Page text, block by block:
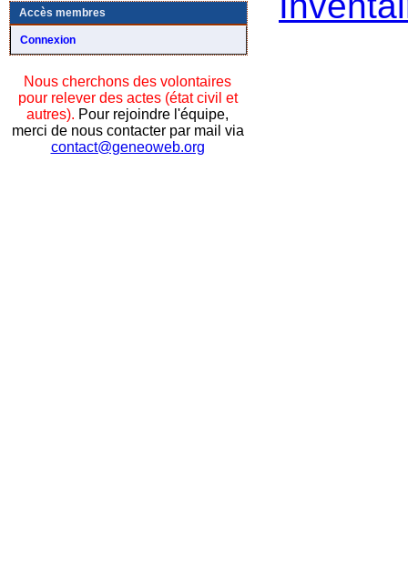
Accès membres
Connexion
Nous cherchons des volontaires
pour relever des actes (état civil et
autres). Pour rejoindre l'équipe,
merci de nous contacter par mail via
contact@geneoweb.org